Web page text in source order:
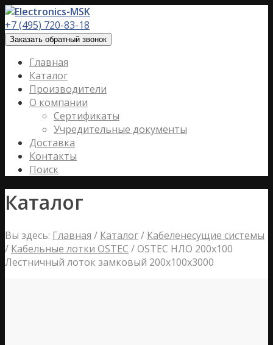
+7 (495) 720-83-18
Заказать обратный звонок
Главная
Каталог
Производители
О компании
Сертификаты
Учредительные документы
Доставка
Контакты
Поиск
Каталог
Вы здесь: Главная / Каталог/ Кабеленесущие системы
/ Кабельные лотки OSTEC /OSTEC НЛО 200х100
Лестничный лоток замковый 200х100х3000